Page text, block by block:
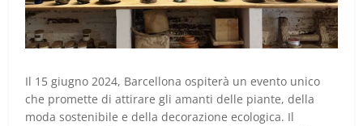
Il 15 giugno 2024, Barcellona ospiterà un evento unico
che promette di attirare gli amanti delle piante, della
moda sostenibile e della decorazione ecologica. Il